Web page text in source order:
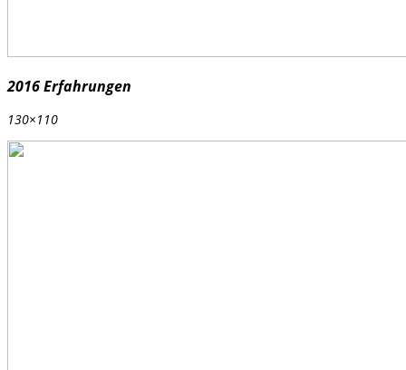
2016 Erfahrungen
130×110